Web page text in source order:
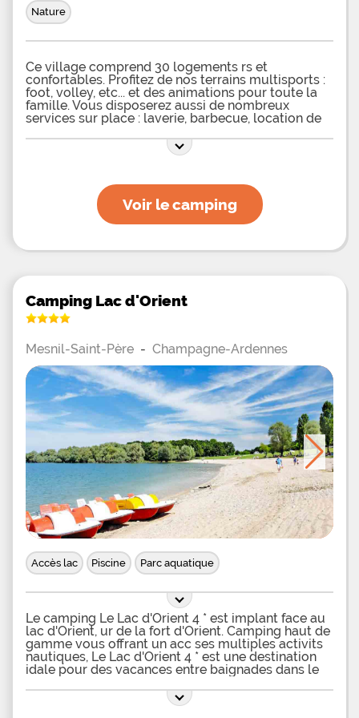
Nature
Ce village comprend 30 logements rs et
confortables. Profitez de nos terrains multisports :
foot, volley, etc... et des animations pour toute la
famille. Vous disposerez aussi de nombreux
services sur place : laverie, barbecue, location de
Voir le camping
Camping Lac d'Orient
Mesnil-Saint-Père - Champagne-Ardennes
Accès lac Piscine Parc aquatique
Le camping Le Lac d'Orient 4 * est implant face au
lac d'Orient, ur de la fort d'Orient. Camping haut de
gamme vous offrant un acc ses multiples activits
nautiques, Le Lac d'Orient 4 * est une destination
idale pour des vacances entre baignades dans le
standing vous rserve un parc aquatique de toute
beaut: 3 piscines dont un bassin couvert et